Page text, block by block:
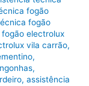
fogão
fogão
electrolux
vila carrão,
,
,
,assistência